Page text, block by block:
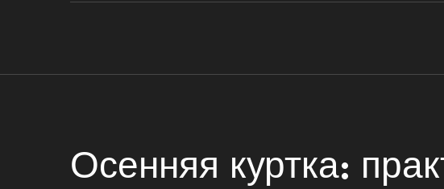
Осенняя куртка: